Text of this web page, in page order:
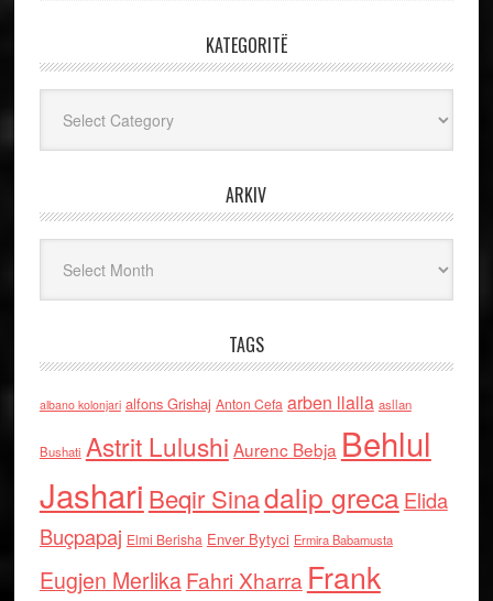
KATEGORITË
ARKIV
TAGS
albano kolonjari alfons Grishaj Anton Cefa arben llalla asllan
Bushati Astrit Lulushi Aurenc Bebja Behlul
Jashari Beqir Sinadalip grecaElida
Buçpapaj Elmi Berisha Enver Bytyci Ermira Babamusta
Eugjen MerlikaFahri Xharra Frank